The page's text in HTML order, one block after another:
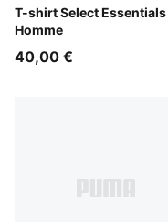
T-shirt Select Essentials
Homme
Puma White
40,00 €